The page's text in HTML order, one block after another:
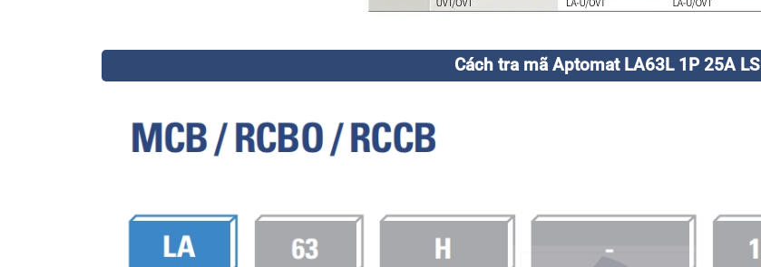
Cách tra mã Aptomat LA63L 1P 25A LS